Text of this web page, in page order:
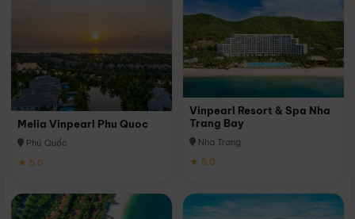
Melia Vinpearl Phu Quoc
Phú Quốc
★ 5.0
Vinpearl Resort & Spa Nha
Trang Bay
Nha Trang
★ 5.0